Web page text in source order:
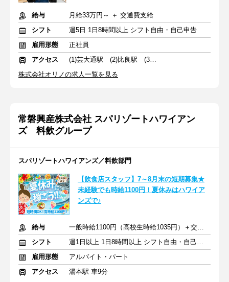
給与
月給33万円～ ＋ 交通費支給
シフト
週5日 1日8時間以上 シフト自由・自己申告
雇用形態
正社員
アクセス
(1)芸大通駅 (2)比良駅 (3)岐南駅
株式会社オリノの求人一覧を見る
常磐興産株式会社 スパリゾートハワイアン
ズ 料飲グループ
スパリゾートハワイアンズ／料飲部門
【飲食店スタッフ】7～8月末の短期募集★
未経験でも時給1100円！夏休みはハワイア
ンズで♪
給与
一般時給1100円（高校生時給1035円）＋交通費支給
シフト
週1日以上 1日8時間以上 シフト自由・自己申告
雇用形態
アルバイト・パート
アクセス
湯本駅 車9分